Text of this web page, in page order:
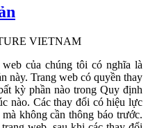
VIETNAM
của chúng tôi có nghĩa là
này. Trang web có quyền thay
kỳ phần nào trong Quy định
nào. Các thay đổi có hiệu lực
không cần thông báo trước.